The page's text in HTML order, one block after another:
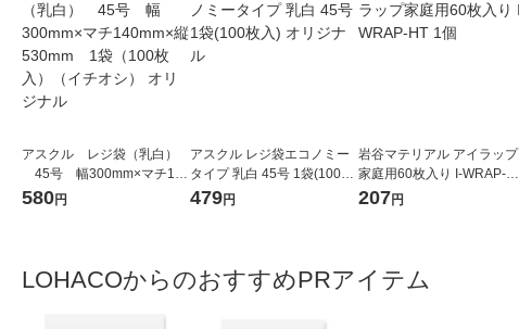
アスクル レジ袋（乳白）
45号 幅300mm×マチ140
mm×縦530mm 1袋（100
580円
アスクル レジ袋エコノミー
タイプ 乳白 45号 1袋(100枚
入) オリジナル
479円
岩谷マテリアル アイラップ
家庭用60枚入り I-WRAP-HT
1個
207円
LOHACOからのおすすめPRアイテム